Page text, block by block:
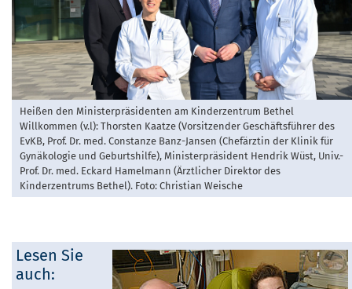
Heißen den Ministerpräsidenten am Kinderzentrum Bethel
Willkommen (v.l): Thorsten Kaatze (Vorsitzender Geschäftsführer des
EvKB, Prof. Dr. med. Constanze Banz-Jansen (Chefärztin der Klinik für
Gynäkologie und Geburtshilfe), Ministerpräsident Hendrik Wüst, Univ.-
Prof. Dr. med. Eckard Hamelmann (Ärztlicher Direktor des
Kinderzentrums Bethel). Foto: Christian Weische
Lesen Sie
auch: